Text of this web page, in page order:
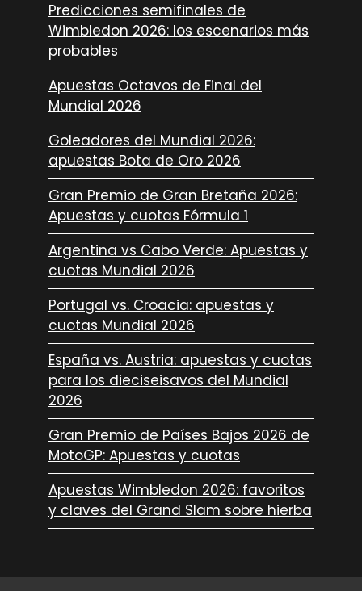
Predicciones semifinales de
Wimbledon 2026: los escenarios más
probables
Apuestas Octavos de Final del
Mundial 2026
Goleadores del Mundial 2026:
apuestas Bota de Oro 2026
Gran Premio de Gran Bretaña 2026:
Apuestas y cuotas Fórmula 1
Argentina vs Cabo Verde: Apuestas y
cuotas Mundial 2026
Portugal vs. Croacia: apuestas y
cuotas Mundial 2026
España vs. Austria: apuestas y cuotas
para los dieciseisavos del Mundial
2026
Gran Premio de Países Bajos 2026 de
MotoGP: Apuestas y cuotas
Apuestas Wimbledon 2026: favoritos
y claves del Grand Slam sobre hierba